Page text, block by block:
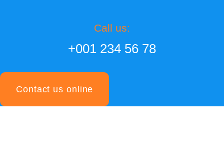
Call us:
+001 234 56 78
Contact us online